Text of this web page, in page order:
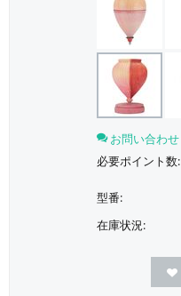
お問い合わせ
必要ポイント数:
型番:
在庫状況: